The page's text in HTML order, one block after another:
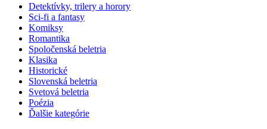
Detektívky, trilery a horory
Sci-fi a fantasy
Komiksy
Romantika
Spoločenská beletria
Klasika
Historické
Slovenská beletria
Svetová beletria
Poézia
Ďalšie kategórie